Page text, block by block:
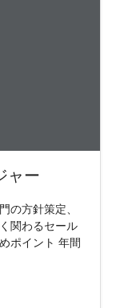
ャー
方針策定、
関わるセール
ポイント 年間